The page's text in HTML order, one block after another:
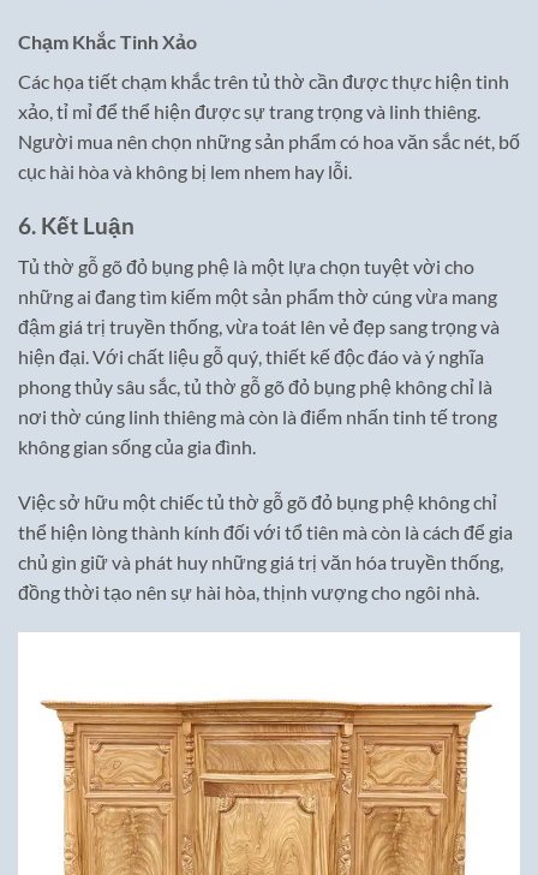
Chạm Khắc Tinh Xảo
Các họa tiết chạm khắc trên tủ thờ cần được thực hiện tinh
xảo, tỉ mỉ để thể hiện được sự trang trọng và linh thiêng.
Người mua nên chọn những sản phẩm có hoa văn sắc nét, bố
cục hài hòa và không bị lem nhem hay lỗi.
6. Kết Luận
Tủ thờ gỗ gõ đỏ bụng phệ là một lựa chọn tuyệt vời cho
những ai đang tìm kiếm một sản phẩm thờ cúng vừa mang
đậm giá trị truyền thống, vừa toát lên vẻ đẹp sang trọng và
hiện đại. Với chất liệu gỗ quý, thiết kế độc đáo và ý nghĩa
phong thủy sâu sắc, tủ thờ gỗ gõ đỏ bụng phệ không chỉ là
nơi thờ cúng linh thiêng mà còn là điểm nhấn tinh tế trong
không gian sống của gia đình.
Việc sở hữu một chiếc tủ thờ gỗ gõ đỏ bụng phệ không chỉ
thể hiện lòng thành kính đối với tổ tiên mà còn là cách để gia
chủ gìn giữ và phát huy những giá trị văn hóa truyền thống,
đồng thời tạo nên sự hài hòa, thịnh vượng cho ngôi nhà.